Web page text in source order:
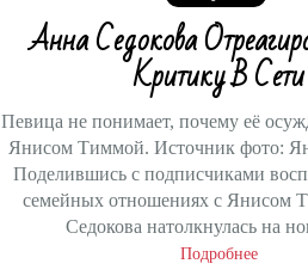
Анна Седокова
Критику В Сети
Певица не понимает, почему её
Янисом Тиммой. Источник фото:
Поделившись с подписчиками
семейных отношениях с Янисом
Седокова натолкнулась на
Подробнее